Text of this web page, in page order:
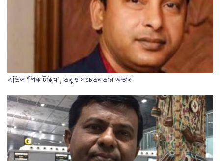
এপ্রিল ‘পিক টাইম’, তবুও সচেতনতার অভাব